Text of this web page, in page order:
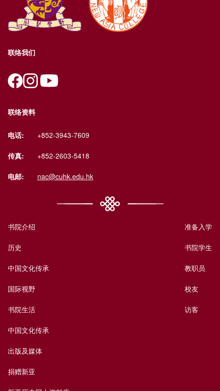
联络我们
联络资料
电话: +852-3943-7609
传真: +852-2603-5418
电邮: nac@cuhk.edu.hk
书院介绍
历史
中国文化传承
国际视野
书院生活
中国文化传承
出版及媒体
捐赠新亚
准备入学
书院学生
教职员
校友
访客